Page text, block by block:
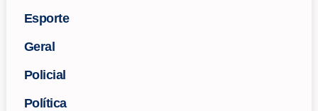
Esporte
Geral
Policial
Política